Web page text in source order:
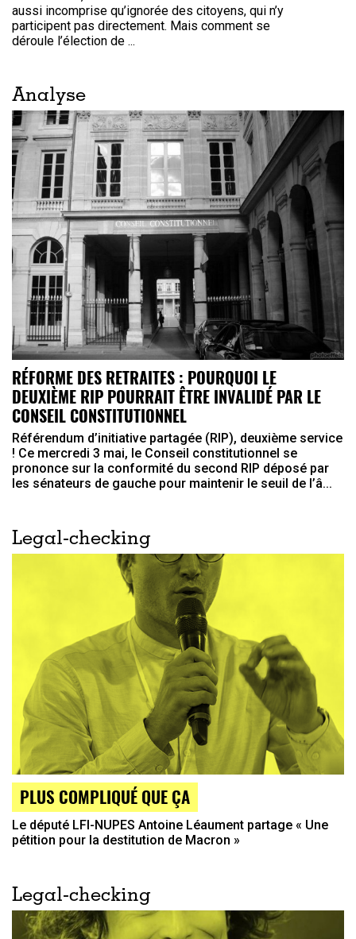
aussi incomprise qu’ignorée des citoyens, qui n’y
participent pas directement. Mais comment se
déroule l’élection de ...
Analyse
RÉFORME DES RETRAITES : POURQUOI LE
DEUXIÈME RIP POURRAIT ÊTRE INVALIDÉ PAR LE
CONSEIL CONSTITUTIONNEL
Référendum d’initiative partagée (RIP), deuxième service
! Ce mercredi 3 mai, le Conseil constitutionnel se
prononce sur la conformité du second RIP déposé par
les sénateurs de gauche pour maintenir le seuil de l’â...
Legal-checking
PLUS COMPLIQUÉ QUE ÇA
Le député LFI-NUPES Antoine Léaument partage « Une
pétition pour la destitution de Macron »
Legal-checking